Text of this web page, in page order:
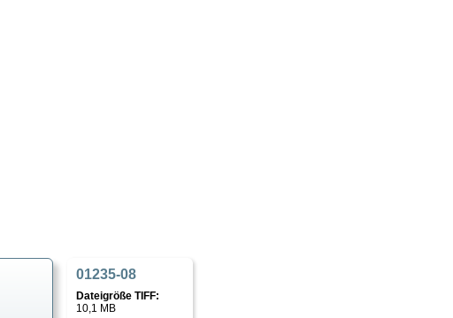
01235-08
Dateigröße TIFF:
10,1 MB